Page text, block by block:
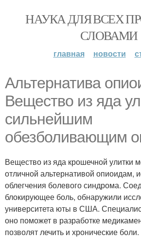
НАУКА ДЛЯ ВСЕХ
СЛОВАМИ
главная новости
Альтернатива
Вещество из яда
сильнейшим
обезболивающим
Вещество из яда крошечной улитки
отличной альтернативой опиоидам,
облегчения болевого синдрома.
блокирующее боль, обнаружили
университета юты в США.
оно поможет в разработке
позволят лечить и хронические боли.